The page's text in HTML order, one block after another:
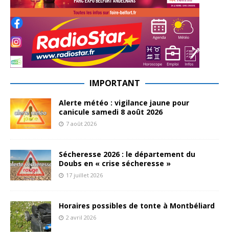
IMPORTANT
Alerte météo : vigilance jaune pour
canicule samedi 8 août 2026
7 août 2026
Sécheresse 2026 : le département du
Doubs en « crise sécheresse »
17 juillet 2026
Horaires possibles de tonte à Montbéliard
2 avril 2026